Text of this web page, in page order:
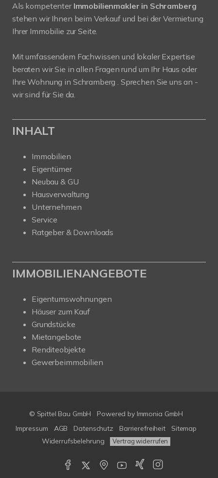
Als kompetenter Immobilienmakler in Schramberg
stehen wir Ihnen beim Verkauf und bei der Vermietung
Ihrer Immobilie zur Seite.
Mit umfassendem Fachwissen und lokaler Expertise
beraten wir Sie in allen Fragen rund um Ihr Haus oder
Ihre Wohnung in Schramberg . Sprechen Sie uns an -
wir sind für Sie da.
INHALT
Immobilien
Eigentümer
Neubau & GU
Hausverwaltung
Unternehmen
Service
Ratgeber & Downloads
IMMOBILIENANGEBOTE
Eigentumswohnungen
Häuser zum Kauf
Grundstücke
Mietangebote
Renditeobjekte
Gewerbeimmobilien
© Spittel Bau GmbH Powered by Immonia GmbH
Impressum
AGB Datenschutz Barrierefreiheit
Sitemap
Widerrufsbelehrung
Vertrag widerrufen